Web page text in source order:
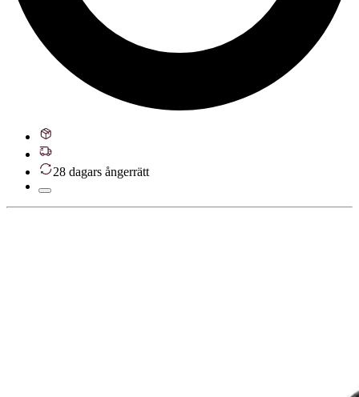
28 dagars ångerrätt